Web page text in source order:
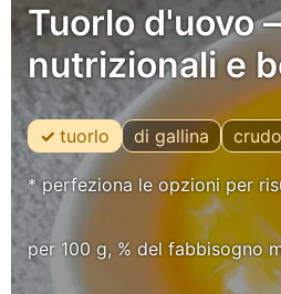
Tuorlo d'uovo
nutrizionali e
tuorlo di gallina crudo
* perfeziona le opzioni per
per 100 g, % del fabbisogno